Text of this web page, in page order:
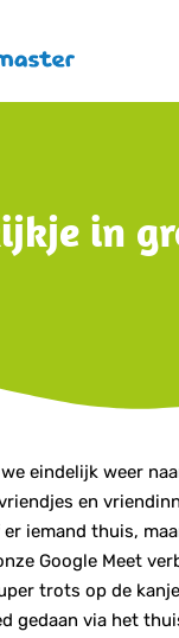
in
eindelijk weer
en
iemand thuis,
Google Meet
trots op de
gedaan via het